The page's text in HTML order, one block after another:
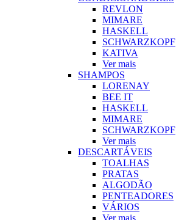
REVLON
MIMARE
HASKELL
SCHWARZKOPF
KATIVA
Ver mais
SHAMPOS
LORENAY
BEE IT
HASKELL
MIMARE
SCHWARZKOPF
Ver mais
DESCARTÁVEIS
TOALHAS
PRATAS
ALGODÃO
PENTEADORES
VÁRIOS
Ver mais